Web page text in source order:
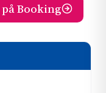
Booking